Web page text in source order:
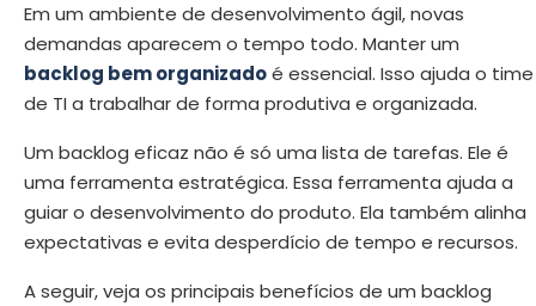
Em um ambiente de desenvolvimento ágil, novas
demandas aparecem o tempo todo. Manter um
backlog bem organizadoé essencial. Isso ajuda o time
de TI a trabalhar de forma produtiva e organizada.
Um backlog eficaz não é só uma lista de tarefas. Ele é
uma ferramenta estratégica. Essa ferramenta ajuda a
guiar o desenvolvimento do produto. Ela também alinha
expectativas e evita desperdício de tempo e recursos.
A seguir, veja os principais benefícios de um backlog